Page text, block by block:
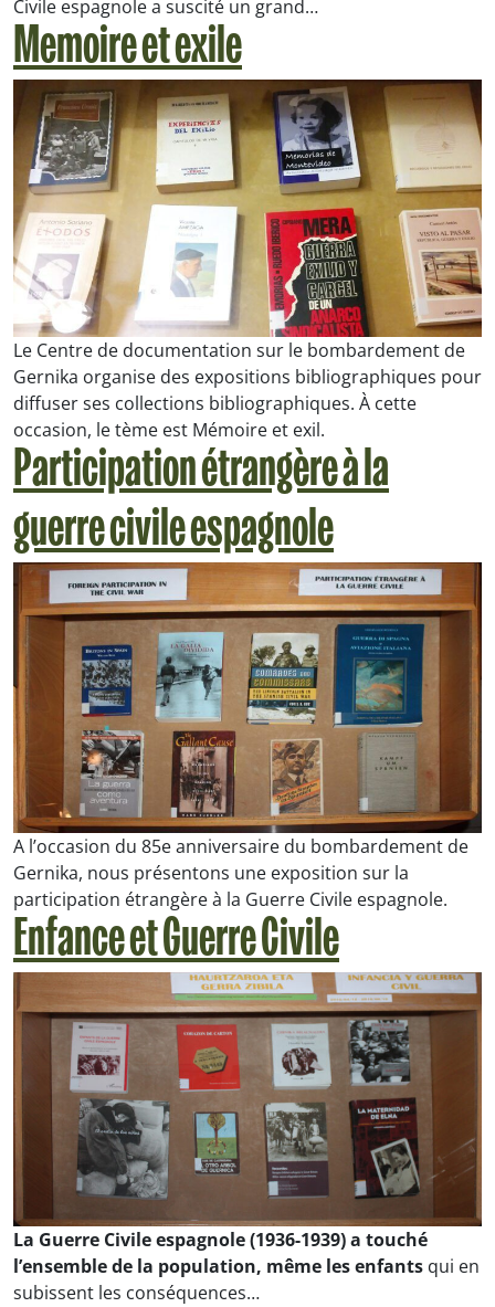
Civile espagnole a suscité un grand…
Memoire et exile
Le Centre de documentation sur le bombardement de
Gernika organise des expositions bibliographiques pour
diffuser ses collections bibliographiques. À cette
occasion, le tème est Mémoire et exil.
Participation étrangère à la
guerre civile espagnole
A l’occasion du 85e anniversaire du bombardement de
Gernika, nous présentons une exposition sur la
participation étrangère à la Guerre Civile espagnole.
Enfance et Guerre Civile
La Guerre Civile espagnole (1936-1939) a touché
l’ensemble de la population, même les enfants qui en
subissent les conséquences…